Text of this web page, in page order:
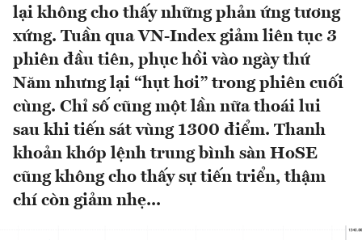
lại không cho thấy những phản ứng tương
xứng. Tuần qua VN-Index giảm liên tục 3
phiên đầu tiên, phục hồi vào ngày thứ
Năm nhưng lại “hụt hơi” trong phiên cuối
cùng. Chỉ số cũng một lần nữa thoái lui
sau khi tiến sát vùng 1300 điểm. Thanh
khoản khớp lệnh trung bình sàn HoSE
cũng không cho thấy sự tiến triển, thậm
chí còn giảm nhẹ...